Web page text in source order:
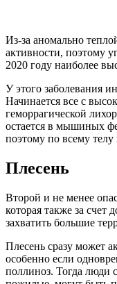
Из-за аномально
активности, поэтому
2020 году наиболее
У этого заболевания
Начинается все с
геморрагической
остается в мышиных
поэтому по всему
Плесень
Второй и не менее
которая также за счет
захватить большие
Плесень сразу может
особенно если
поллиноз. Тогда люди